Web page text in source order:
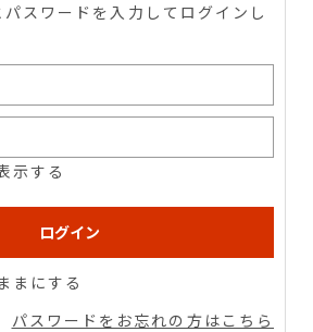
スワードを入力してログインし
示する
まにする
パスワードをお忘れの方はこちら